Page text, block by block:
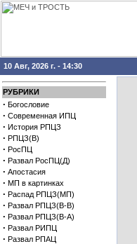
10 Авг, 2026 г. - 14:30
РУБРИКИ
· Богословие
· Современная ИПЦ
· История РПЦЗ
· РПЦЗ(В)
· РосПЦ
· Развал РосПЦ(Д)
· Апостасия
· МП в картинках
· Распад РПЦЗ(МП)
· Развал РПЦЗ(В-В)
· Развал РПЦЗ(В-А)
· Развал РИПЦ
· Развал РПАЦ